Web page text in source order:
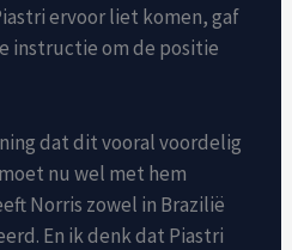
ervoor liet komen, gaf
instructie om de positie
dat dit vooral voordelig
nu wel met hem
Norris zowel in Brazilië
En ik denk dat Piastri